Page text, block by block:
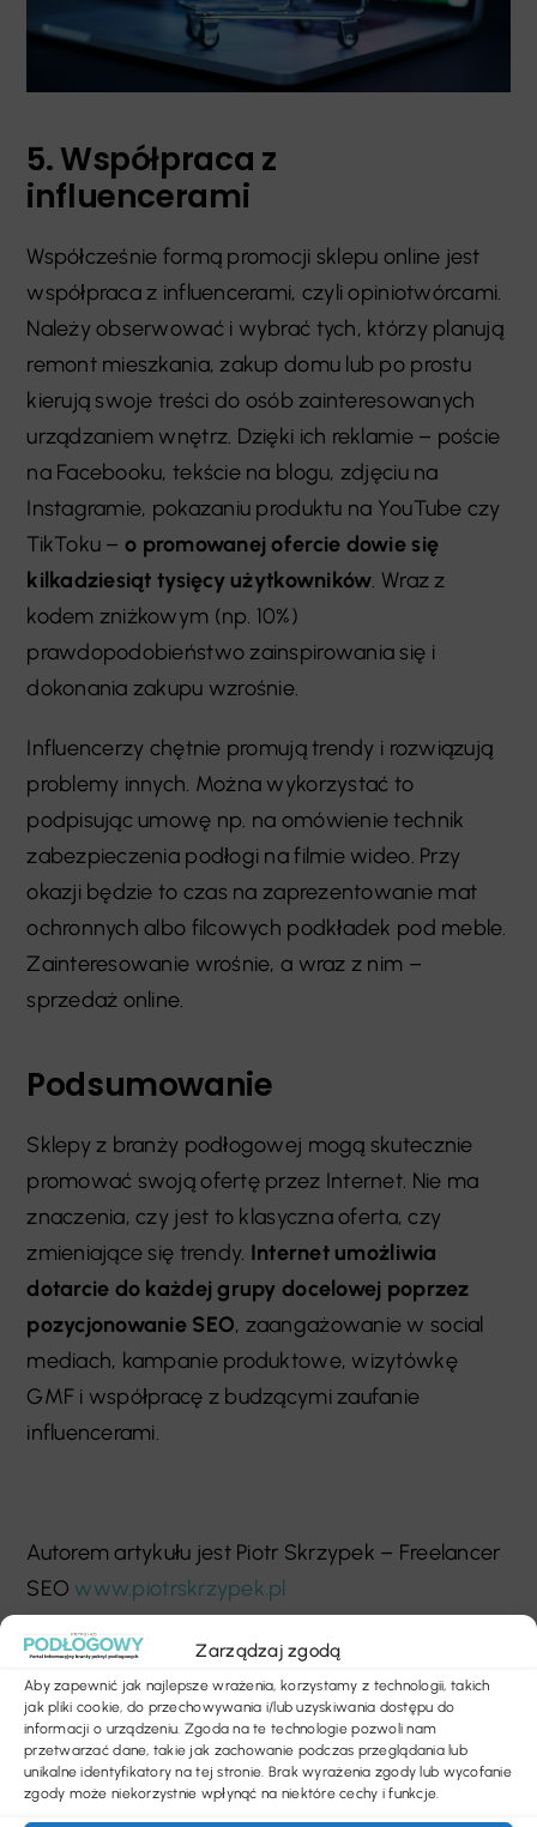
Zarządzaj zgodą
Aby zapewnić jak najlepsze wrażenia, korzystamy z technologii, takich
jak pliki cookie, do przechowywania i/lub uzyskiwania dostępu do
informacji o urządzeniu. Zgoda na te technologie pozwoli nam
przetwarzać dane, takie jak zachowanie podczas przeglądania lub
unikalne identyfikatory na tej stronie. Brak wyrażenia zgody lub wycofanie
zgody może niekorzystnie wpłynąć na niektóre cechy i funkcje.
SHARE
5. Współpraca z
influencerami
Współcześnie formą promocji sklepu online jest
współpraca z influencerami, czyli opiniotwórcami.
Należy obserwować i wybrać tych, którzy planują
remont mieszkania, zakup domu lub po prostu
kierują swoje treści do osób zainteresowanych
urządzaniem wnętrz. Dzięki ich reklamie – poście
na Facebooku, tekście na blogu, zdjęciu na
Instagramie, pokazaniu produktu na YouTube czy
TikToku – o promowanej ofercie dowie się
kilkadziesiąt tysięcy użytkowników. Wraz z
kodem zniżkowym (np. 10%)
prawdopodobieństwo zainspirowania się i
dokonania zakupu wzrośnie.
Influencerzy chętnie promują trendy i rozwiązują
problemy innych. Można wykorzystać to
podpisując umowę np. na omówienie technik
zabezpieczenia podłogi na filmie wideo. Przy
okazji będzie to czas na zaprezentowanie mat
ochronnych albo filcowych podkładek pod meble.
Zainteresowanie wrośnie, a wraz z nim –
sprzedaż online.
Podsumowanie
Sklepy z branży podłogowej mogą skutecznie
promować swoją ofertę przez Internet. Nie ma
znaczenia, czy jest to klasyczna oferta, czy
zmieniające się trendy. Internet umożliwia
dotarcie do każdej grupy docelowej poprzez
pozycjonowanie SEO, zaangażowanie w social
mediach, kampanie produktowe, wizytówkę
GMF i współpracę z budzącymi zaufanie
influencerami.
Autorem artykułu jest Piotr Skrzypek – Freelancer
SEO www.piotrskrzypek.pl